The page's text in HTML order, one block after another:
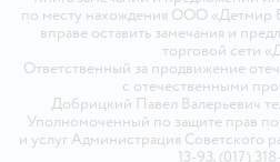
по месту нахождения ООО «Детмир
вправе оставить замечания и
торговой сети
Ответственный за продвижение
с отечественными
Добрицкий Павел Валерьевич
Уполномоченный по защите прав
и услуг Администрация Советского
13-93, (017)